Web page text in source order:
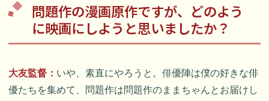
問題作の漫画原作ですが、どのよう
に映画にしようと思いましたか？
大友監督： いや、素直にやろうと。俳優陣は僕の好きな俳
優たちを集めて、問題作は問題作のままちゃんとお届けし